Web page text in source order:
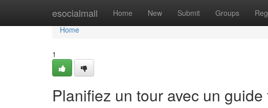
esocialmall Home New Submit Groups
Home
Home
1
Planifiez un tour avec un